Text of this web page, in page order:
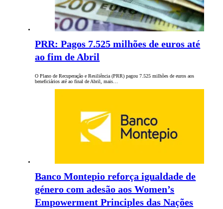
PRR: Pagos 7.525 milhões de euros até
ao fim de Abril
O Plano de Recuperação e Resiliência (PRR) pagou 7.525 milhões de euros aos
beneficiários até ao final de Abril, mais…
Banco Montepio reforça igualdade de
género com adesão aos Women’s
Empowerment Principles das Nações